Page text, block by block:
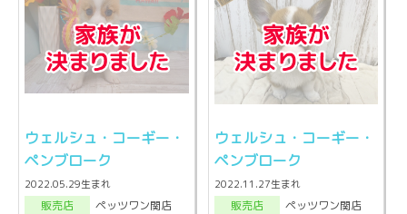
ウェルシュ・コーギー・
ペンブローク
2022.05.29生まれ
販売店
ペッツワン関店
ウェルシュ・コーギー・
ペンブローク
2022.11.27生まれ
販売店
ペッツワン関店